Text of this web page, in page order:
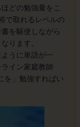
どの勉強量をこ
で取れるレベルの
を駆使しながら
ります。
うに単語が一
イン家庭教師
を」勉強すればい